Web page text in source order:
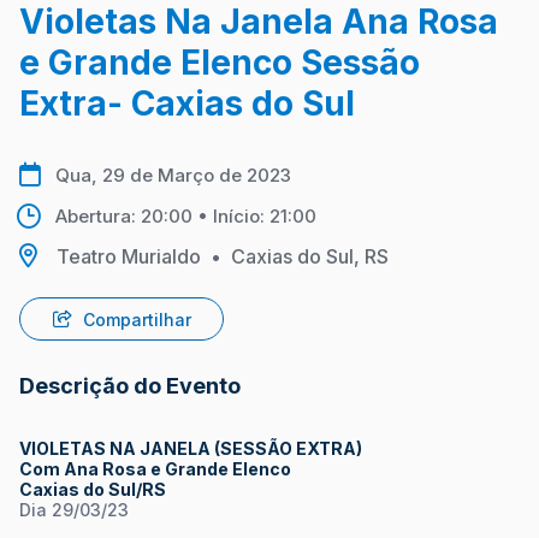
Violetas Na Janela Ana Rosa
e Grande Elenco Sessão
Extra- Caxias do Sul
Qua, 29 de Março de 2023
Abertura: 20:00 • Início: 21:00
Teatro Murialdo • Caxias do Sul, RS
Compartilhar
Descrição do Evento
VIOLETAS NA JANELA (SESSÃO EXTRA)
Com Ana Rosa e Grande Elenco
Caxias do Sul/RS
Dia 29/03/23